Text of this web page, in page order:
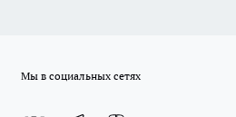
Мы в социальных сетях